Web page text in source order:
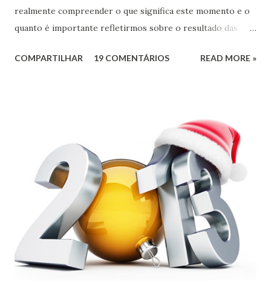
realmente compreender o que significa este momento e o
quanto é importante refletirmos sobre o resultado das
esperançar! A História do Brasil é feita de invasão,
COMPARTILHAR 19 COMENTÁRIOS READ MORE »